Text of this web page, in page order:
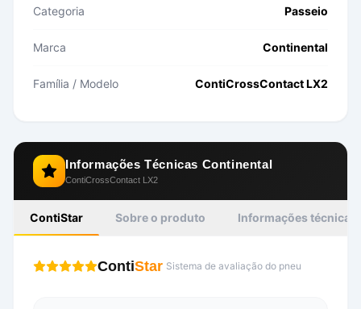
Categoria Passeio
Marca Continental
Família / Modelo ContiCrossContact LX2
Informações Técnicas Continental
ContiCrossContact LX2
ContiStar Sobre o produto Informações técnicas
ContiStar Sistema de avaliação do pneu